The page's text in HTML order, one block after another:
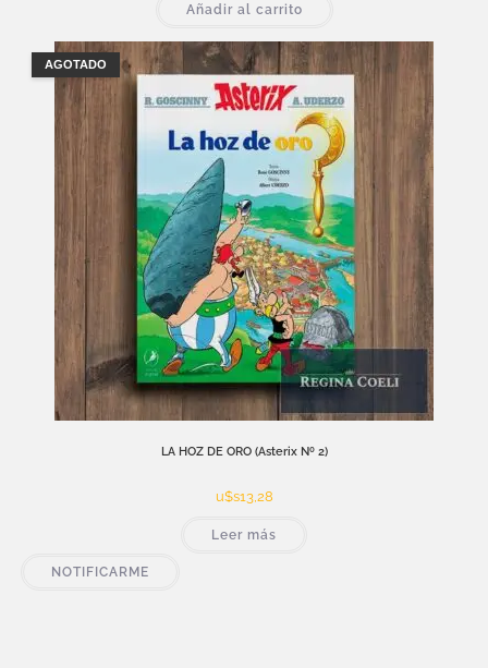
Añadir al carrito
AGOTADO
LA HOZ DE ORO (Asterix Nº 2)
u$s13,28
Leer más
NOTIFICARME